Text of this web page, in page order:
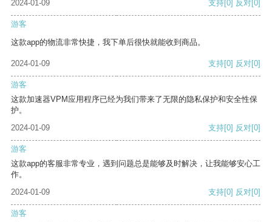
2024-01-09
支持[0] 反对[0]
游客
这款app的物流非常快捷，我下单后很快就能收到商品。
2024-01-09 支持[0] 反对[0]
游客
这款加速器VPM应用程序已经为我们带来了无限的隐私保护和安全性保
护。
2024-01-09
支持[0] 反对[0]
游客
这款app的客服非常专业，遇到问题总是能够及时解决，让我能够安心工
作。
2024-01-09
支持[0] 反对[0]
游客